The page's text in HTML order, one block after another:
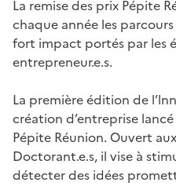
La remise des prix Pépite
chaque année les
fort impact portés par les
entrepreneur.e.s.
La première édition de
création d’entreprise
Pépite Réunion. Ouvert
Doctorant.e.s, il vise à
détecter des idées